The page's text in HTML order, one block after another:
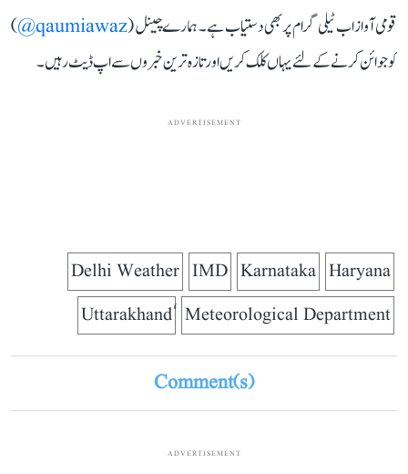
قومی آواز اب ٹیلی گرام پر بھی دستیاب ہے۔ ہمارے چینل (qaumiawaz@
)
کو جوائن کرنے کے لئے یہاں کلک کریں اور تازہ ترین خبروں سے اپ ڈیٹ رہیں۔
ADVERTISEMENT
Haryana
Karnataka
IMD
Delhi Weather
Meteorological Department
Comment(s)
ADVERTISEMENT